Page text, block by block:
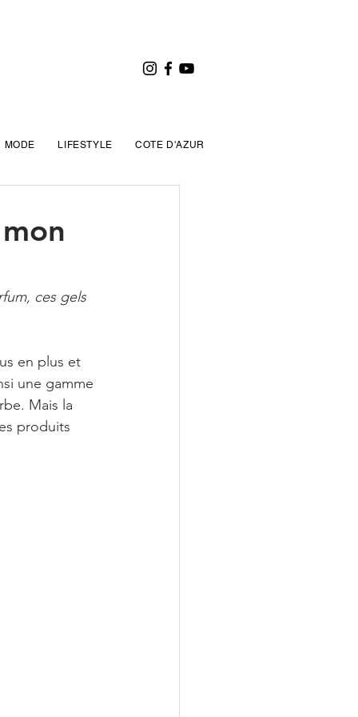
ces gels
en plus et
une gamme
Mais la
produits
MODE LIFESTYLE COTE D'AZUR